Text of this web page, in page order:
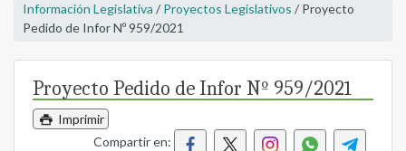
Información Legislativa / Proyectos Legislativos / Proyecto
Pedido de Infor Nº 959/2021
Proyecto Pedido de Infor Nº 959/2021
Imprimir
Compartir en: